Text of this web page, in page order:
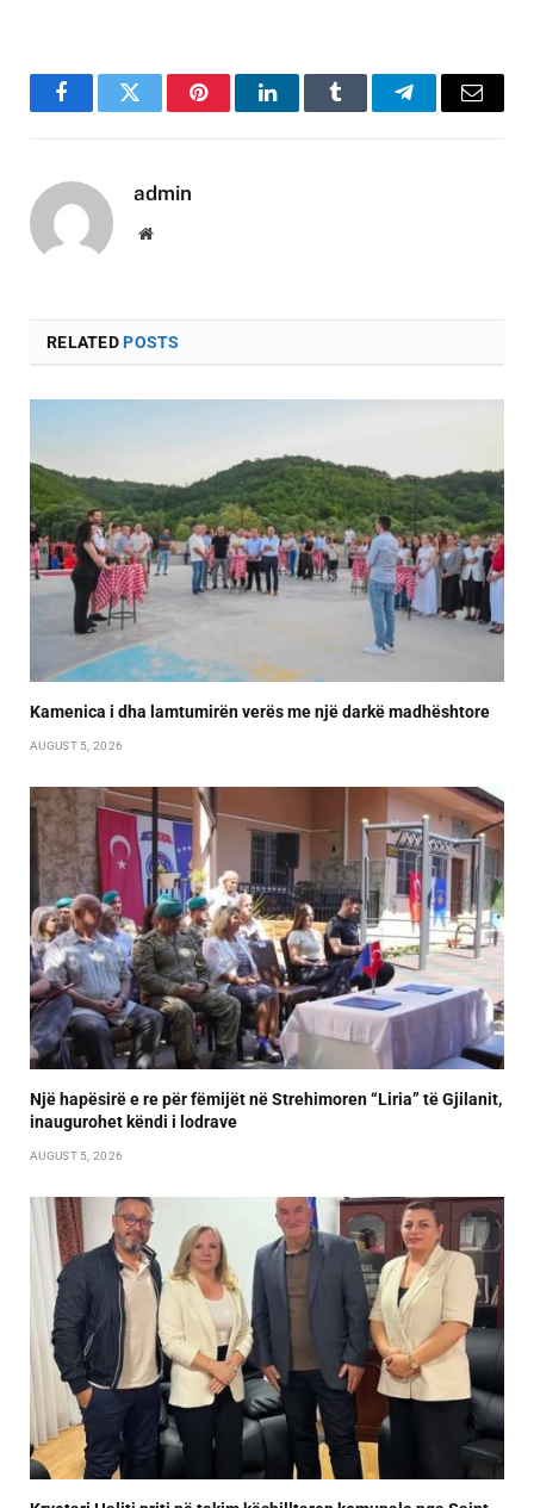
FacebookTwitter PinterestLinkedInTumblr TelegramEmail
admin
Website
RELATEDPOSTS
Kamenica i dha lamtumirën verës me një darkë madhështore
AUGUST 5, 2026
Një hapësirë e re për fëmijët në Strehimoren “Liria” të Gjilanit,
inaugurohet këndi i lodrave
AUGUST 5, 2026